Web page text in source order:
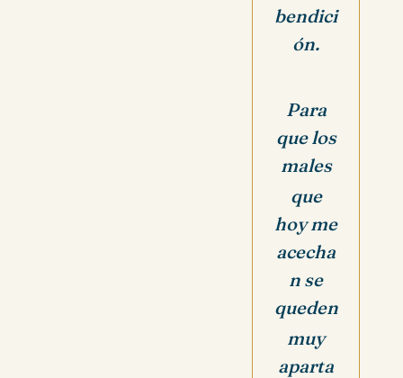
bendici
ón.
Para
que los
males
que
hoy me
acecha
n se
queden
muy
aparta